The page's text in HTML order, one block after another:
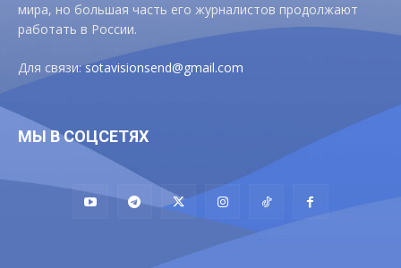
мира, но большая часть его журналистов продолжают
работать в России.
Для связи:sotavisionsend@gmail.com
МЫ В СОЦСЕТЯХ